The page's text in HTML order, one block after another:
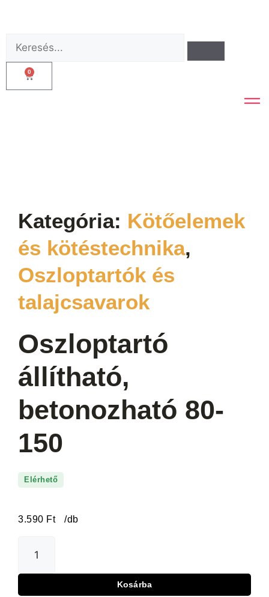
0
Kategória: Kötőelemek
és kötéstechnika,
Oszloptartók és
talajcsavarok
Oszloptartó
állítható,
betonozható 80-
150
Elérhető
3.590 Ft /db
Kosárba